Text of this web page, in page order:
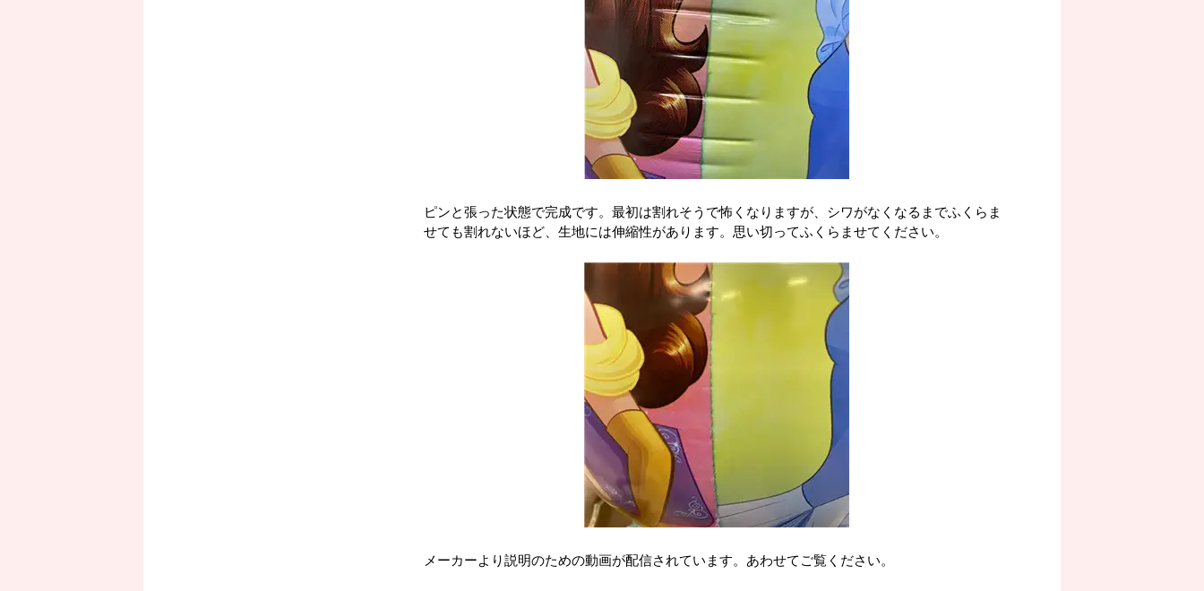
ピンと張った状態で完成です。最初は割れそうで怖くなりますが、シワがなくなるまでふくらま
せても割れないほど、生地には伸縮性があります。思い切ってふくらませてください。
メーカーより説明のための動画が配信されています。あわせてご覧ください。